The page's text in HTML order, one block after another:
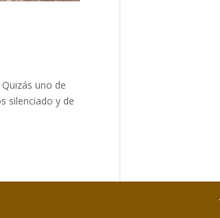
uno de
silenciado y de